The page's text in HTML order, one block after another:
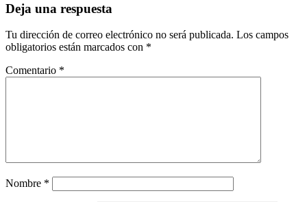
Deja una respuesta
Tu dirección de correo electrónico no será publicada. Los campos
obligatorios están marcados con *
Comentario *
Nombre *